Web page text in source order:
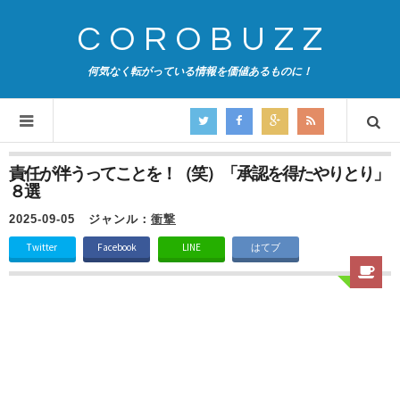
COROBUZZ
何気なく転がっている情報を価値あるものに！
責任が伴うってことを！（笑）「承認を得たやりとり」
８選
2025-09-05 ジャンル： 衝撃
Twitter Facebook LINE はてブ